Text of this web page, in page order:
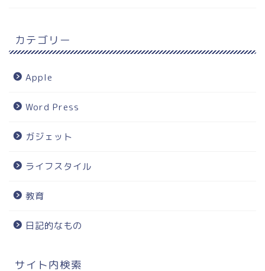
カテゴリー
Apple
Word Press
ガジェット
ライフスタイル
教育
日記的なもの
サイト内検索